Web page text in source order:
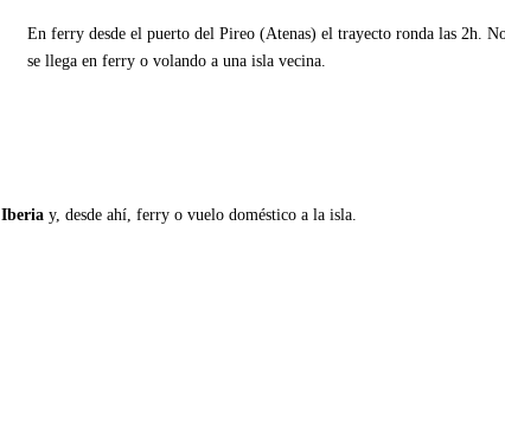
En ferry desde el puerto del Pireo (Atenas) el trayecto ronda las 2h.
se llega en ferry o volando a una isla vecina.
Iberia y, desde ahí, ferry o vuelo doméstico a la isla.